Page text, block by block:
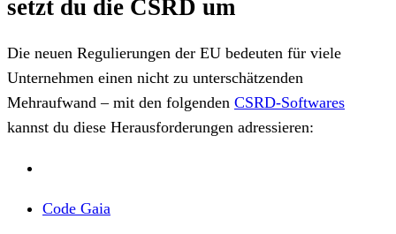
setzt du die CSRD um
Die neuen Regulierungen der EU bedeuten für viele
Unternehmen einen nicht zu unterschätzenden
Mehraufwand – mit den folgenden CSRD-Softwares
kannst du diese Herausforderungen adressieren:
Code Gaia